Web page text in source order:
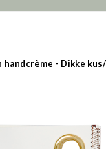
handcrème - Dikke